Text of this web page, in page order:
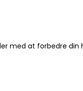
med at forbedre din